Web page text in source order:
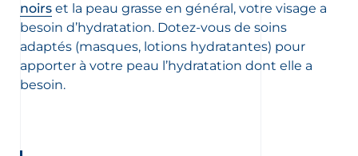
noirs et la peau grasse en général, votre visage a
besoin d’hydratation. Dotez-vous de soins
adaptés (masques, lotions hydratantes) pour
apporter à votre peau l’hydratation dont elle a
besoin.